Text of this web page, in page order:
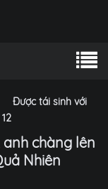
Được tái sinh với
chàng lên
Nhiên